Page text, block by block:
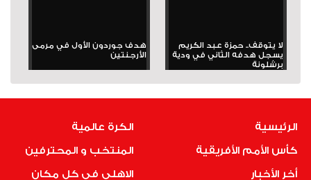
لا يتوقف.. حمزة عبد الكريم
يسجل هدفه الثاني في ودية
برشلونة
هدف جوردون الأول في مرمى
الأرجنتين
الرئيسية
كأس الأمم الأفريقية
أخر الأخبار
الكرة عالمية
المنتخب و المحترفين
الاهلى فى كل مكان